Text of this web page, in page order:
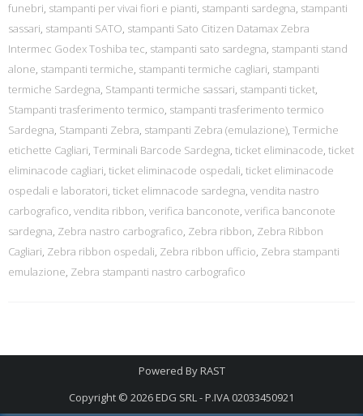
funebri, stampanti per vivai fiori e pianti, stampanti sardegna, stampanti
sassari, stampanti SATO, stampanti Sato Citizen Datamax Zebra
Intermec Godex Toshiba tec, stampanti sato sardegna, stampanti stand
alone, stampanti termiche, stampanti termiche cagliari, stampanti
termiche Sardegna, Stampanti termiche sassari, stampanti ticket,
Stampanti trasferimento termico, stampanti trasferimento termico
Sardegna, Stampanti Zebra, stampanti Zebra (emulazione), Termiche
etichette Cagliari, Terminali Barcode Sardegna, ticket eliminacode, ticket
eliminacode cagliari, ticket eliminacode ospedali, ticket eliminacode
ospedali e laboratori, ticket elimnacode sardegna, vendita nastro
carbografico, vendita ribbon, verifica banconote, verifica banconote
sardegna, Zebra nastro carbografico, Zebra ribbon, Zebra Ribbon
Cagliari, Zebra ribbon ospedali, Zebra ribbon ufficio, Zebra stampanti
emulazione, Zebra stampanti nastro carbografico
Powered ByRAST
Copyright © 2026EDG SRL - P.IVA 02033450921